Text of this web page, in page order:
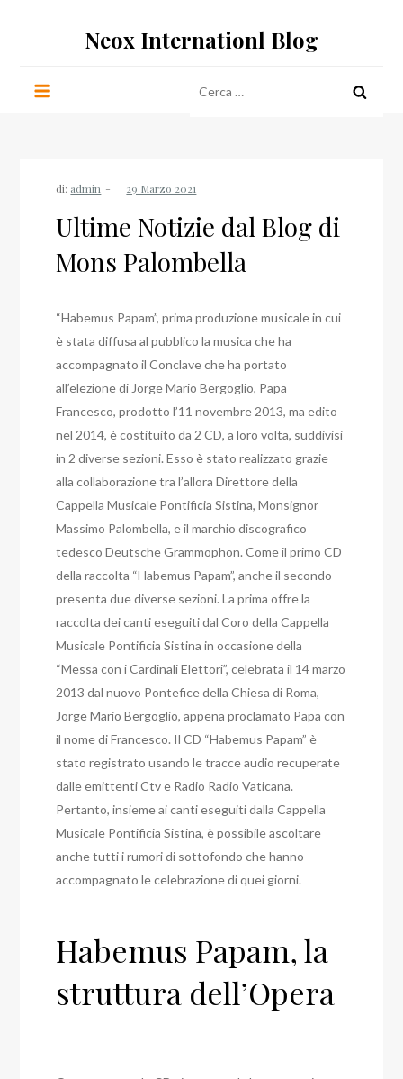
Neox Internationl Blog
per:
di: admin
Ultime Notizie dal Blog di
Mons Palombella
“Habemus Papam”, prima produzione musicale in cui
è stata diffusa al pubblico la musica che ha
accompagnato il Conclave che ha portato
all’elezione di Jorge Mario Bergoglio, Papa
Francesco, prodotto l’11 novembre 2013, ma edito
nel 2014, è costituito da 2 CD, a loro volta, suddivisi
in 2 diverse sezioni. Esso è stato realizzato grazie
alla collaborazione tra l’allora Direttore della
Cappella Musicale Pontificia Sistina, Monsignor
Massimo Palombella, e il marchio discografico
tedesco Deutsche Grammophon. Come il primo CD
della raccolta “Habemus Papam”, anche il secondo
presenta due diverse sezioni. La prima offre la
raccolta dei canti eseguiti dal Coro della Cappella
Musicale Pontificia Sistina in occasione della
“Messa con i Cardinali Elettori”, celebrata il 14 marzo
2013 dal nuovo Pontefice della Chiesa di Roma,
Jorge Mario Bergoglio, appena proclamato Papa con
il nome di Francesco. Il CD “Habemus Papam” è
stato registrato usando le tracce audio recuperate
dalle emittenti Ctv e Radio Radio Vaticana.
Pertanto, insieme ai canti eseguiti dalla Cappella
Musicale Pontificia Sistina, è possibile ascoltare
anche tutti i rumori di sottofondo che hanno
accompagnato le celebrazione di quei giorni.
Habemus Papam, la
struttura dell’Opera